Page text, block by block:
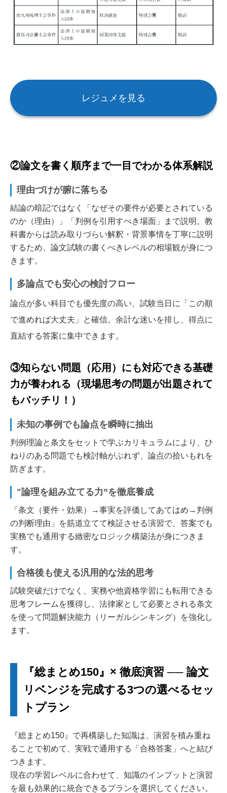
レジュメを見る
②論文を書く順序まで一目でわかる体系解説
理由づけが腑に落ちる
結論の暗記ではなく「なぜその要件が必要とされている
のか（理由）」「判例を引用すべき場面」まで説明。教
科書からは読み取りづらい解釈・背景事情を丁寧に説明
するため、論文試験の書くべきレベルの相場観が身につ
きます。
多論点でも安心の検討フロー
論点が多い科目でも優先度の高い、試験当日に「この順
で進めれば大丈夫」と確信。余計な迷いを排し、得点に
直結する答案に集中できます。
③知らない問題（応用）にも対応できる基礎
力が養われる（現場思考の問題が出題されて
もバッチリ！）
未知の事例でも論点を瞬時に抽出
判例理論と条文をセットで学ぶカリキュラムにより、ひ
ねりのある問題でも検討軸がぶれず、論点の拾いもれを
防ぎます。
"論理を組み立てる力”を徹底養成
「条文（要件・効果）→事実を評価してあてはめ→判例
の判断理由」を筋道立てて検証させる演習で、答案でも
実務でも通用する緻密なロジック構築法が身につきま
す。
合格後も使える汎用的な法的思考
試験突破だけでなく、実務や他資格学習にも転用できる
思考フレームを獲得し、法律家として必要とされる条文
を使って問題解決能力（リーガルシンキング）を強化し
ます。
『総まとめ150』× 徹底演習 ── 論文
リベンジを完成する3つの選べるセッ
トプラン
『総まとめ150』で再構築した知識は、演習を積み重ね
ることで初めて、実戦で通用する「合格答案」へと結び
つきます。
現在の学習レベルに合わせて、知識のインプットと演習
を最も効果的に統合できるプランを選択してください。